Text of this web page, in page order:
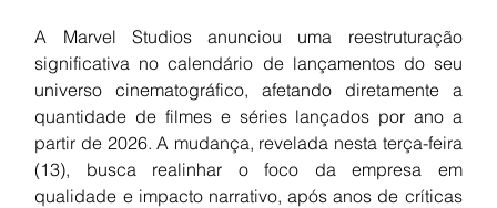
A Marvel Studios anunciou uma reestruturação
significativa no calendário de lançamentos do seu
universo cinematográfico, afetando diretamente a
quantidade de filmes e séries lançados por ano a
partir de 2026. A mudança, revelada nesta terça-feira
(13), busca realinhar o foco da empresa em
qualidade e impacto narrativo, após anos de críticas